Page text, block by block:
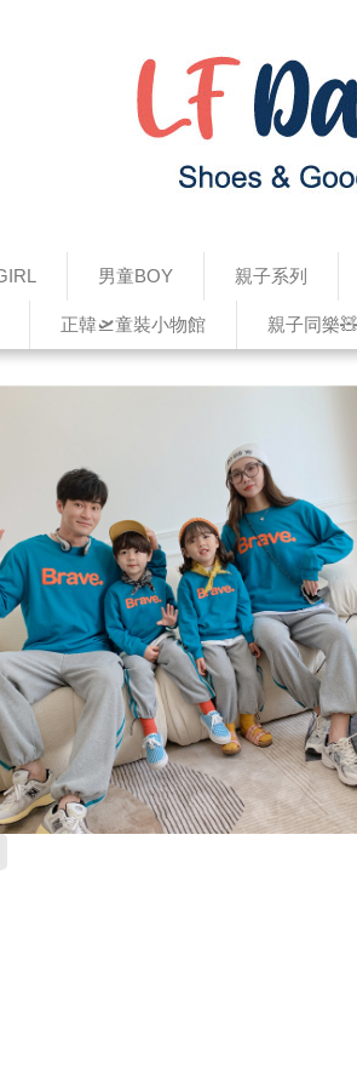
男童BOY 親子系列
正韓🛫童裝小物館 親子同樂🧸